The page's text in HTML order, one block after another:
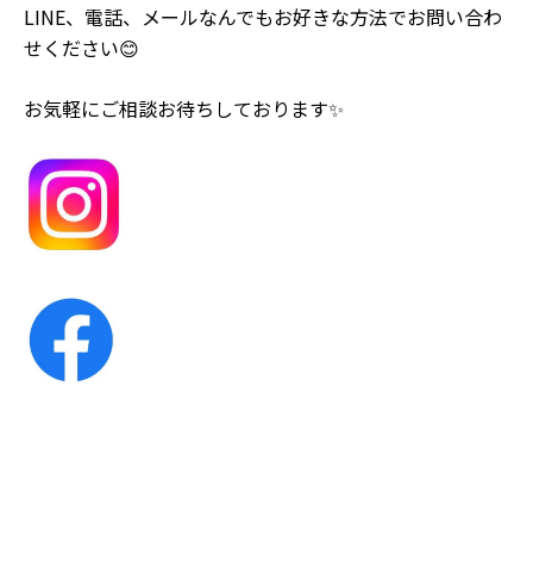
LINE、電話、メールなんでもお好きな方法でお問い合わ
せください😊
お気軽にご相談お待ちしております✨